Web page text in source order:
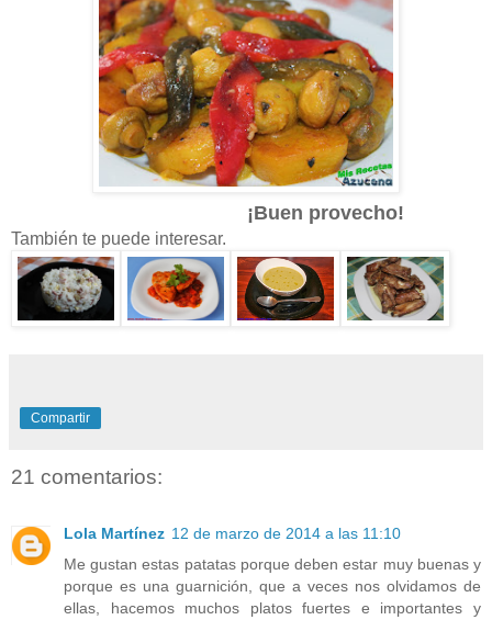
¡Buen provecho!
También te puede interesar.
Compartir
21 comentarios:
Lola Martínez 12 de marzo de 2014 a las 11:10
Me gustan estas patatas porque deben estar muy buenas y
porque es una guarnición, que a veces nos olvidamos de
ellas, hacemos muchos platos fuertes e importantes y